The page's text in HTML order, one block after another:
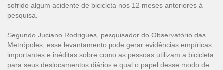
sofrido algum acidente de bicicleta nos 12 meses anteriores à
pesquisa.
Segundo Juciano Rodrigues, pesquisador do Observatório das
Metrópoles, esse levantamento pode gerar evidências empíricas
importantes e inéditas sobre como as pessoas utilizam a bicicleta
para seus deslocamentos diários e qual o papel desse modo de